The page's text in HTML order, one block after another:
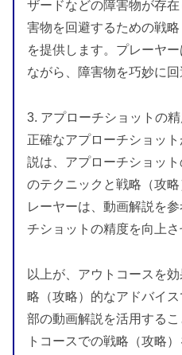
ザードなどの障害物が存
害物を回避するための戦
を提供します。プレーヤ
ながら、障害物を巧妙に回
3. アプローチショットの
正確なアプローチショッ
説は、アプローチショッ
のテクニックと戦略（攻
レーヤーは、動画解説を
チショットの精度を向上さ
以上が、アウトコースを
略（攻略）的なアドバイ
部の動画解説を活用する
トコースでの戦略（攻略